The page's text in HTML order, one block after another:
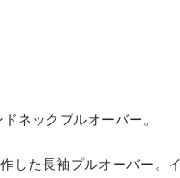
ネックプルオーバー。
した長袖プルオーバー。